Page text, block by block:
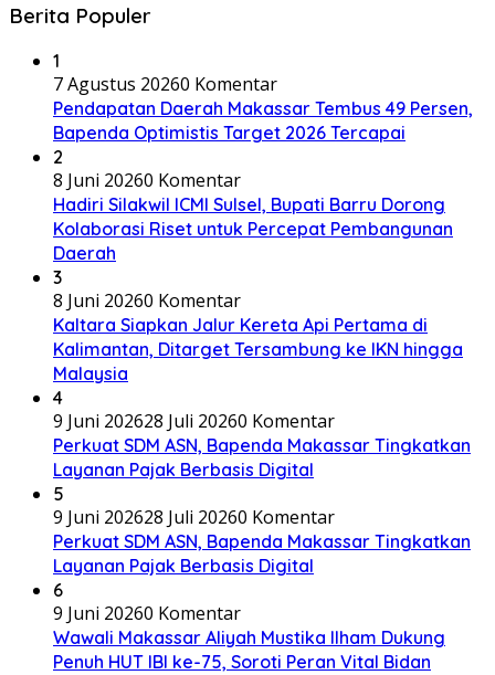
Berita Populer
1
7 Agustus 20260 Komentar
Pendapatan Daerah Makassar Tembus 49 Persen,
Bapenda Optimistis Target 2026 Tercapai
2
8 Juni 20260 Komentar
Hadiri Silakwil ICMI Sulsel, Bupati Barru Dorong
Kolaborasi Riset untuk Percepat Pembangunan
Daerah
3
8 Juni 20260 Komentar
Kaltara Siapkan Jalur Kereta Api Pertama di
Kalimantan, Ditarget Tersambung ke IKN hingga
Malaysia
4
9 Juni 202628 Juli 20260 Komentar
Perkuat SDM ASN, Bapenda Makassar Tingkatkan
Layanan Pajak Berbasis Digital
5
9 Juni 202628 Juli 20260 Komentar
Perkuat SDM ASN, Bapenda Makassar Tingkatkan
Layanan Pajak Berbasis Digital
6
9 Juni 20260 Komentar
Wawali Makassar Aliyah Mustika Ilham Dukung
Penuh HUT IBI ke-75, Soroti Peran Vital Bidan